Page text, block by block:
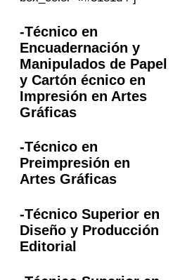
-Técnico en
Encuadernación y
Manipulados de Papel
y Cartón écnico en
Impresión en Artes
Gráficas
-Técnico en
Preimpresión en
Artes Gráficas
-Técnico Superior en
Diseño y Producción
Editorial